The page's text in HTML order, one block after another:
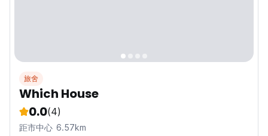
旅舍
Which House
0.0(4)
距市中心 6.57km